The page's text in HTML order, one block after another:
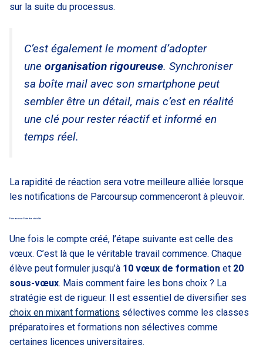
sur la suite du processus.
C’est également le moment d’adopter
une organisation rigoureuse. Synchroniser
sa boîte mail avec son smartphone peut
sembler être un détail, mais c’est en réalité
une clé pour rester réactif et informé en
temps réel.
La rapidité de réaction sera votre meilleure alliée lorsque
les notifications de Parcoursup commenceront à pleuvoir.
Faire ses vœux : Entre rêve et réalité
Une fois le compte créé, l’étape suivante est celle des
vœux. C’est là que le véritable travail commence. Chaque
élève peut formuler jusqu’à 10 vœux de formation et 20
sous-vœux. Mais comment faire les bons choix ? La
stratégie est de rigueur. Il est essentiel de diversifier ses
choix en mixant formations sélectives comme les classes
préparatoires et formations non sélectives comme
certaines licences universitaires.